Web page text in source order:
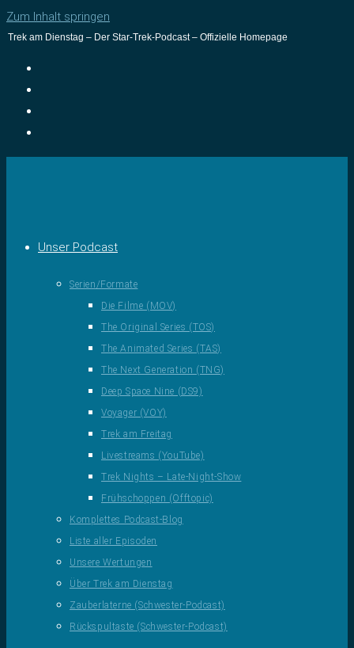
Zum Inhalt springen
Trek am Dienstag – Der Star-Trek-Podcast – Offizielle Homepage
Unser Podcast
Serien/Formate
Die Filme (MOV)
The Original Series (TOS)
The Animated Series (TAS)
The Next Generation (TNG)
Deep Space Nine (DS9)
Voyager (VOY)
Trek am Freitag
Livestreams (YouTube)
Trek Nights – Late-Night-Show
Frühschoppen (Offtopic)
Komplettes Podcast-Blog
Liste aller Episoden
Unsere Wertungen
Über Trek am Dienstag
Zauberlaterne (Schwester-Podcast)
Rückspultaste (Schwester-Podcast)